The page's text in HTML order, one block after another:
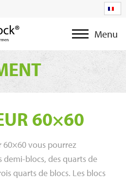
Menu
60×60
60×60 vous pourrez
demi-blocs, des quarts de
quarts de blocs. Les blocs